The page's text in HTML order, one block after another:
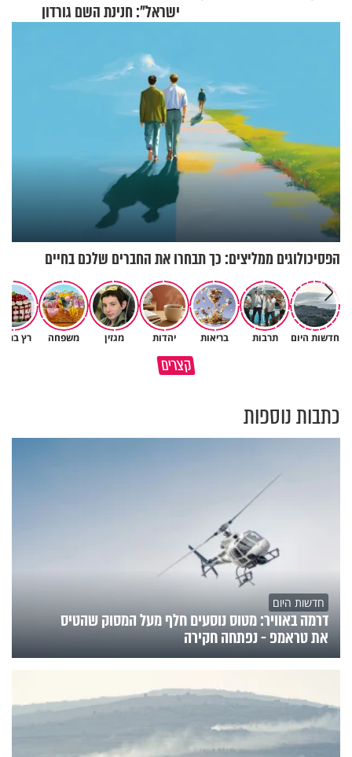
ישראל": חנינת השם גורדון
הפסיכולוגים ממליצים: כך תבחרו את החברים שלכם בחיים
חדשות היום תרבות בריאות יהדות מגזין משפחה רץ
קצרים
הגעתי לגיל 108 בזכות הכיבוד
כתבות נוספות
חדשות היום
דרמה באוויר: מטוס נוסעים חלף מעל המסוק שהטיס
את טראמפ - נפתחה חקירה